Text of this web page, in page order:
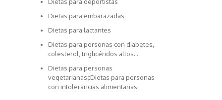
Dietas para deportistas
Dietas para embarazadas
Dietas para lactantes
Dietas para personas con diabetes,
colesterol, triglicéridos altos…
Dietas para personas
vegetarianasçDietas para personas
con intolerancias alimentarias